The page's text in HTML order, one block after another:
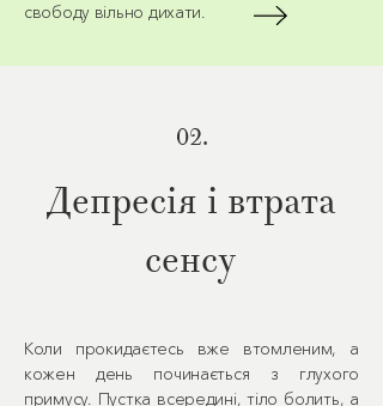
свободу вільно дихати.
02.
Депресія і втрата
сенсу
Коли прокидаєтесь вже втомленим, а
кожен день починається з глухого
примусу. Пустка всередині, тіло болить, а